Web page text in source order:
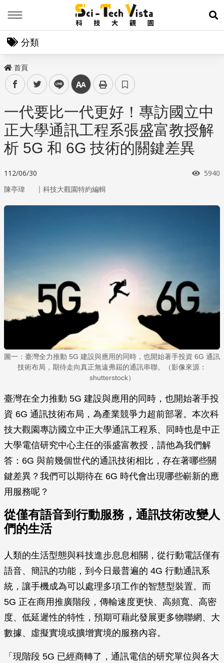
展
分類
首頁
facebooktwitter line 中
一代要比一代更好！專訪國立中
正大學通訊工程系張盛富教授解
析 5G 和 6G 技術的關鍵差異
112/06/30 瀏覽
5940
陳亭瑋 ｜ 科技大觀園特約編輯
圖一：臺灣全力推動 5G 建設與應用的同時，也開始著手投資 6G 通訊
技術布局，期待走向真正無遠弗屆的通訊串聯。（影像來源：
shutterstock）
臺灣在全力推動 5G 建設與應用的同時，也開始著手投
資 6G 通訊技術布局，為產業競爭力超前部署。本次科
技大觀園專訪國立中正大學通訊工程系、同時也是中正
大學電信研究中心主任的張盛富教授，請他為我們解
答：6G 與前幾個世代的通訊技術相比，存在著哪些關
鍵差異？我們可以期待在 6G 時代會出現哪些嶄新的應
用服務呢？
從僅有語音到行動服務，通訊技術改變人
們的生活
人類的生活型態與科技進步息息相關，從行動電話僅有
語音、簡訊的功能，到今日最普遍的 4G 行動通訊系
統，讓手機成為可以處理多項工作的智慧型裝置。而
5G 正在商用推廣階段，傳輸速度更快、高頻寬、高密
度、低延遲性的特性，預期可藉此發展更多物聯網、大
數據、虛擬實境或擴增實境的服務內容。
「現階段 5G 已經商轉了，通訊電信的研究單位與各大